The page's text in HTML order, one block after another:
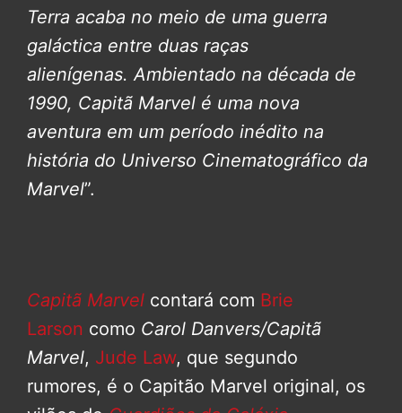
Terra acaba no meio de uma guerra
galáctica entre duas raças
alienígenas. Ambientado na década de
1990, Capitã Marvel é uma nova
aventura em um período inédito na
história do Universo Cinematográfico da
Marvel”.
Capitã Marvel contará com Brie
Larson como Carol Danvers/Capitã
Marvel, Jude Law, que segundo
rumores, é o Capitão Marvel original, os